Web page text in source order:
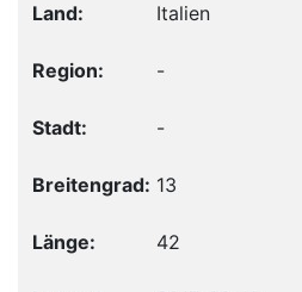
Italien
-
-
13
42